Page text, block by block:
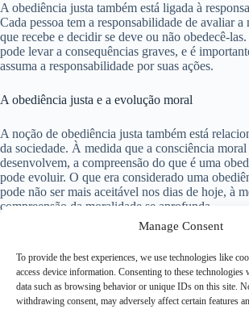
Manage Consent
To provide the best experiences, we use technologies like
access device information. Consenting to these
data such as browsing behavior or unique IDs on this site.
withdrawing consent, may adversely affect certain features
A obediência justa também está ligada à
Cada pessoa tem a responsabilidade de avaliar a
que recebe e decidir se deve ou não obedecê-
pode levar a consequências graves, e é
assuma a responsabilidade por suas ações.
A obediência justa e a evolução moral
A noção de obediência justa também está
da sociedade. À medida que a consciência
desenvolvem, a compreensão do que é uma
pode evoluir. O que era considerado uma
pode não ser mais aceitável nos dias de hoje, à
compreensão da moralidade se aprofunda.
Em resumo, a obediência justa é a ideia de que
devem ser seguidas cegamente, e que a
deve estar condicionada à moralidade e à